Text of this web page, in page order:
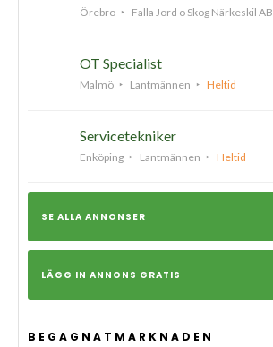
Örebro Falla Jord o Skog Närkeskil AB
OT Specialist
Malmö Lantmännen Heltid
Servicetekniker
Enköping Lantmännen Heltid
SE ALLA ANNONSER
LÄGG IN ANNONS GRATIS
BEGAGNATMARKNADEN